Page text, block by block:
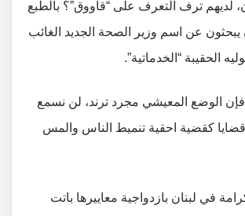
لديهم ترف التعرف على “قاووق”؟ بالطبع
يبحثون عن اسم وزير الصحة الجديد الغائب
الحقيبة “الخدماتية”.
فإن الوضع المعيشي مجرد ترند، لن نسمع
قضايا كقضية احقية تنميط الناس والمس
في لبنان بازدواجية معاييرها باتت